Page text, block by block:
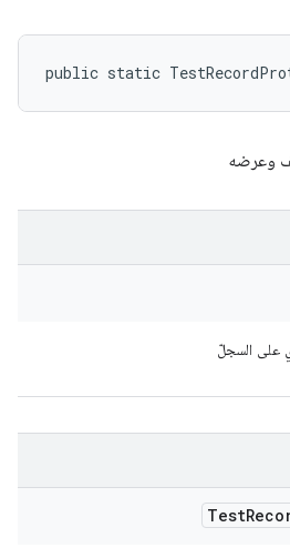
public static
وعرضه
على السجلّ
Test